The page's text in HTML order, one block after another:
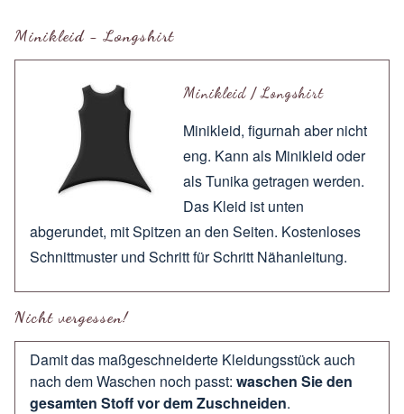
Minikleid - Longshirt
Minikleid / Longshirt
Minikleid, figurnah aber nicht
eng. Kann als Minikleid oder
als Tunika getragen werden.
Das Kleid ist unten
abgerundet, mit Spitzen an den Seiten. Kostenloses
Schnittmuster und Schritt für Schritt Nähanleitung.
Nicht vergessen!
Damit das maßgeschneiderte Kleidungsstück auch
nach dem Waschen noch passt: waschen Sie den
gesamten Stoff vor dem Zuschneiden.